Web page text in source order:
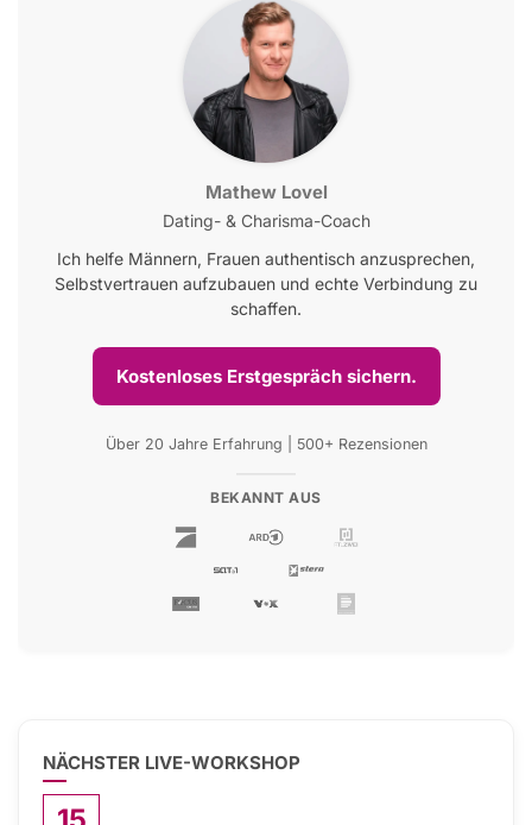
Mathew Lovel
Dating- & Charisma-Coach
Ich helfe Männern, Frauen authentisch anzusprechen,
Selbstvertrauen aufzubauen und echte Verbindung zu
schaffen.
Kostenloses Erstgespräch sichern.
Über 20 Jahre Erfahrung | 500+ Rezensionen
BEKANNT AUS
NÄCHSTER LIVE-WORKSHOP